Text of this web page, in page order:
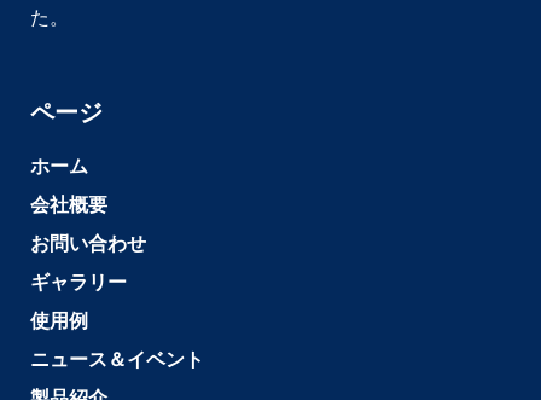
た。
ページ
ホーム
会社概要
お問い合わせ
ギャラリー
使用例
ニュース＆イベント